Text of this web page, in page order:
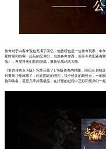
传奇对于白客来说也充满了回忆，他曾经也是一位传奇玩家，中
那时候和白客一起玩的兄弟们，当然各奔东西，但至今依旧还有
版》，再度将他们拉回游戏，重新征战玛法大陆。
《复古传奇点卡版》完美还原了1.76版传奇的精髓，回归点卡制
只要刷小怪就够了，站在固定的洞穴，找个怪多的刷怪点，一刷
验和装备，甚至几率掉落极品，在打怪的过程中正好和兄弟们一